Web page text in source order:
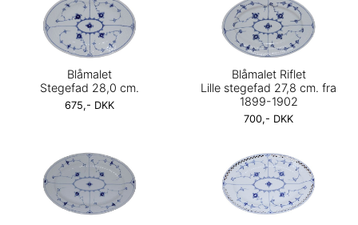
Blåmalet
Stegefad 28,0 cm.
675,- DKK
Blåmalet Riflet
Lille stegefad 27,8 cm. fra
1899-1902
700,- DKK